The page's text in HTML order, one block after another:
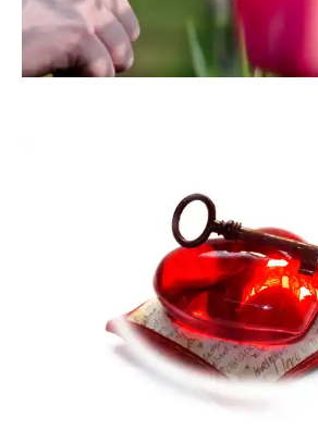
angieconscious